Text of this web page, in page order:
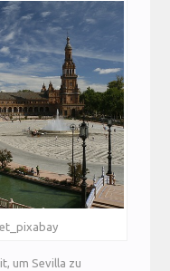
um Sevilla zu